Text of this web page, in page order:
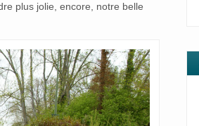
plus jolie, encore, notre belle